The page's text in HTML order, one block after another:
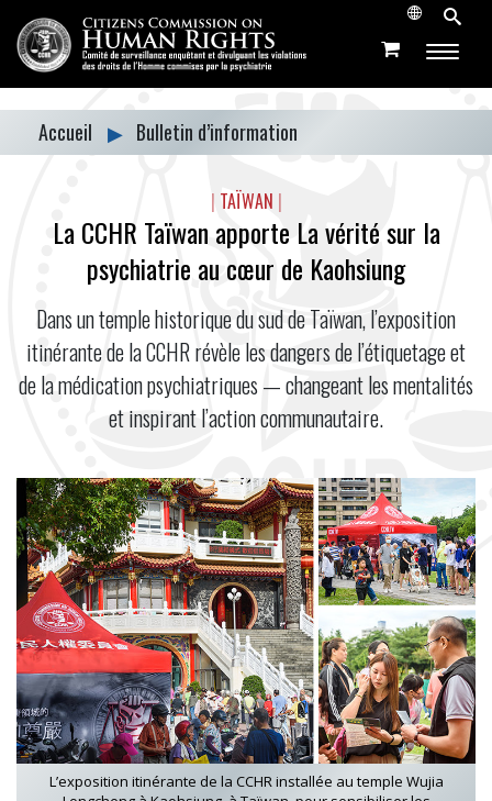
Accueil ▶ Bulletin d’information
| TAÏWAN |
La CCHR Taïwan apporte La vérité sur la
psychiatrie au cœur de Kaohsiung
Dans un temple historique du sud de Taïwan, l’exposition
itinérante de la CCHR révèle les dangers de l’étiquetage et
de la médication psychiatriques — changeant les mentalités
et inspirant l’action communautaire.
L’exposition itinérante de la CCHR installée au temple Wujia